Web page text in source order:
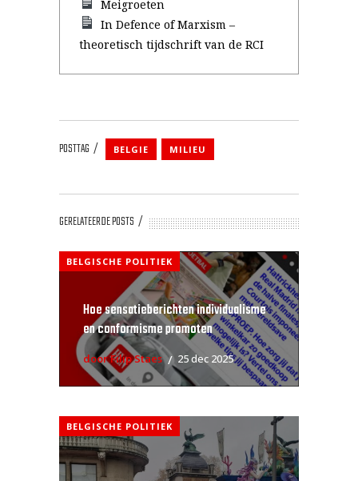
Meigroeten
In Defence of Marxism –
theoretisch tijdschrift van de RCI
POSTTAG BELGIE MILIEU
GERELATEERDE POSTS
BELGISCHE POLITIEK
Hoe sensatieberichten individualisme
en conformisme promoten
door Filip Staes 25 dec 2025
BELGISCHE POLITIEK